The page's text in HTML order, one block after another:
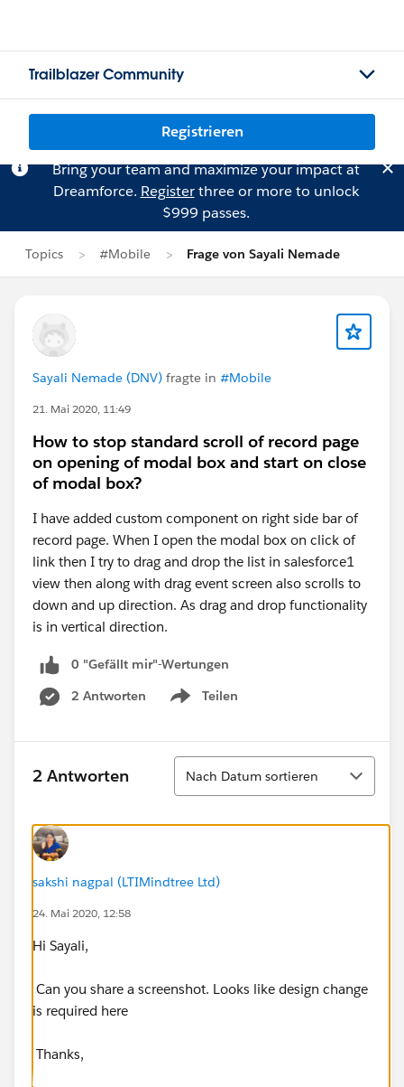
Trailblazer Community
Registrieren
Bring your team and maximize your impact at
Dreamforce. Registerthree or more to unlock
$999 passes.
Topics #Mobile Frage von Sayali Nemade
Sayali Nemade (DNV) fragte in #Mobile
21. Mai 2020, 11:49
How to stop standard scroll of record page
on opening of modal box and start on close
of modal box?
I have added custom component on right side bar of
record page. When I open the modal box on click of
link then I try to drag and drop the list in salesforce1
view then along with drag event screen also scrolls to
down and up direction. As drag and drop functionality
is in vertical direction.
0 "Gefällt mir"-Wertungen
2 Antworten
Teilen
Show menu
2 Antworten
Sortieren
Nach Datum sortieren
sakshi nagpal (LTIMindtree Ltd)
24. Mai 2020, 12:58
Hi Sayali,
Can you share a screenshot. Looks like design change
is required here
Thanks,